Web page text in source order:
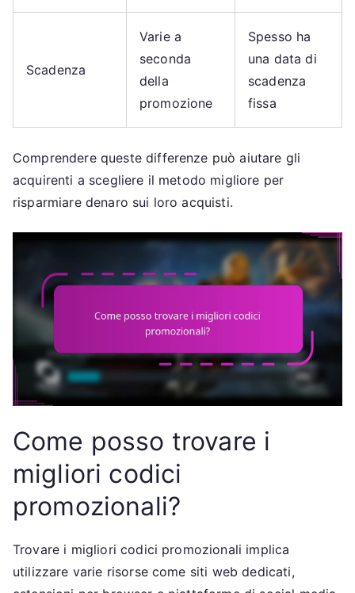
Scadenza
Varie a
seconda
della
promozione
Spesso ha
una data di
scadenza
fissa
Comprendere queste differenze può aiutare gli
acquirenti a scegliere il metodo migliore per
risparmiare denaro sui loro acquisti.
Come posso trovare i
migliori codici
promozionali?
Trovare i migliori codici promozionali implica
utilizzare varie risorse come siti web dedicati,